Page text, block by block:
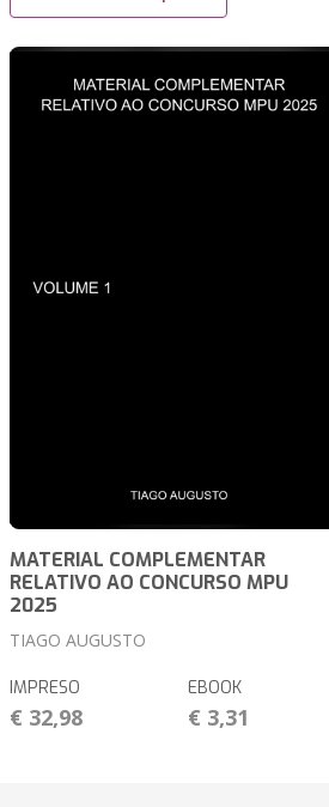
MATERIAL COMPLEMENTAR
RELATIVO AO CONCURSO MPU
2025
TIAGO AUGUSTO
IMPRESO
€ 32,98
EBOOK
€ 3,31